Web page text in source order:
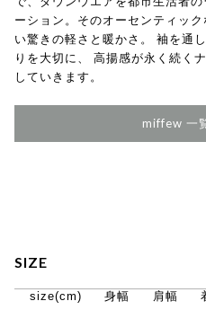
ーション。そのオーセンティッ
い驚きの軽さと暖かさ。 袖を通
りを大切に、 高揚感が永く続く
していきます。
miffew 一
SIZE
size(cm) 身幅 肩幅